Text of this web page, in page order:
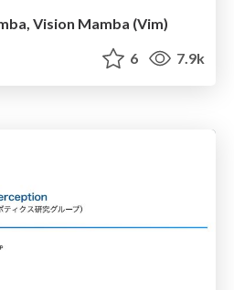
Vision Mamba (Vim)
6 7.9k